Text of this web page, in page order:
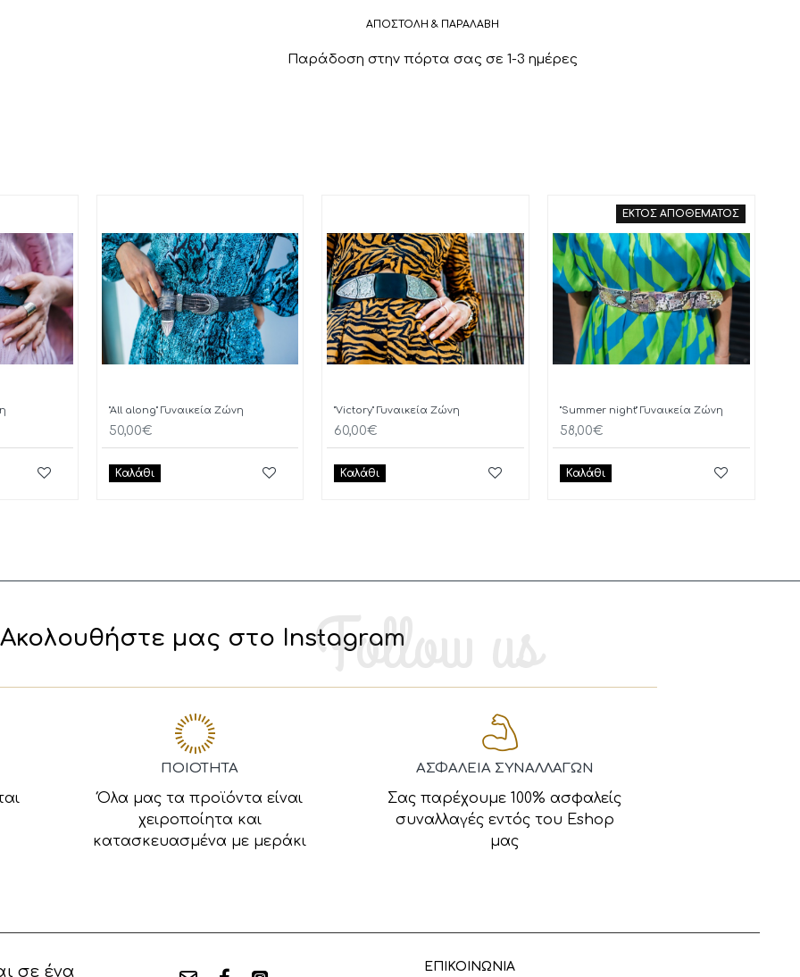
ΑΠΟΣΤΟΛΗ & ΠΑΡΑΛΑΒΗ
Παράδοση στην πόρτα σας σε 1-3 ημέρες
"All along" Γυναικεία Ζώνη
50,00€
Καλάθι
"Victory" Γυναικεία Ζώνη
60,00€
Καλάθι
ΕΚΤΟΣ ΑΠΟΘΕΜΑΤΟΣ
"Summer night" Γυναικεία Ζώνη
58,00€
Καλάθι
Ακολουθήστε μας στο Instagram
ΠΟΙΟΤΗΤΑ
Όλα μας τα προϊόντα είναι
χειροποίητα και
κατασκευασμένα με μεράκι
ΑΣΦΑΛΕΙΑ ΣΥΝΑΛΛΑΓΩΝ
Σας παρέχουμε 100% ασφαλείς
συναλλαγές εντός του Eshop
μας
σε ένα ΕΠΙΚΟΙΝΩΝΙΑ